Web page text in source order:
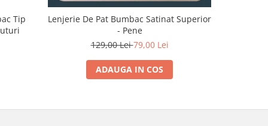
Tip
Lenjerie De Pat Bumbac Satinat Superior
- Pene
129,00 Lei79,00 Lei
ADAUGA IN COS